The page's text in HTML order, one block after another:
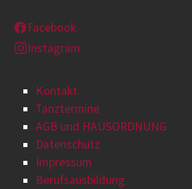
Facebook
Instagram
Kontakt
Tanztermine
AGB und HAUSORDNUNG
Datenschutz
Impressum
Berufsausbildung